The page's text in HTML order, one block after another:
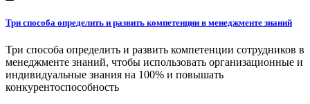
Три способа определить и развить компетенции в менеджменте знаний
Три способа определить и развить компетенции сотрудников в
менеджменте знаний, чтобы использовать организационные и
индивидуальные знания на 100% и повышать
конкурентоспособность